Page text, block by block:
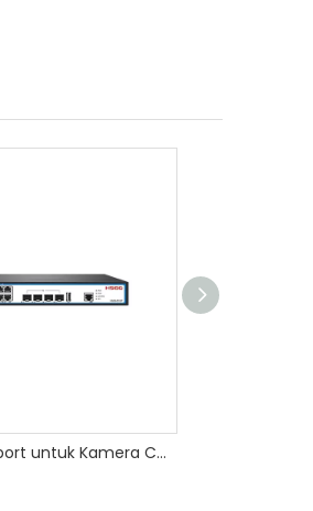
PoE Switch 8*port untuk Kamera CCTV